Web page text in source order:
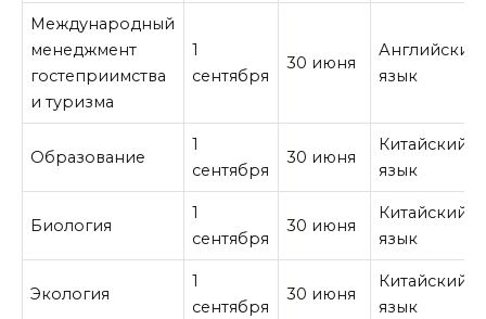
Международный
менеджмент
гостеприимства
и туризма
1
сентября
30 июня
Английский
язык
Образование
1
сентября
30 июня
Китайский
язык
Биология
1
сентября
30 июня
Китайский
язык
Экология
1
сентября
30 июня
Китайский
язык